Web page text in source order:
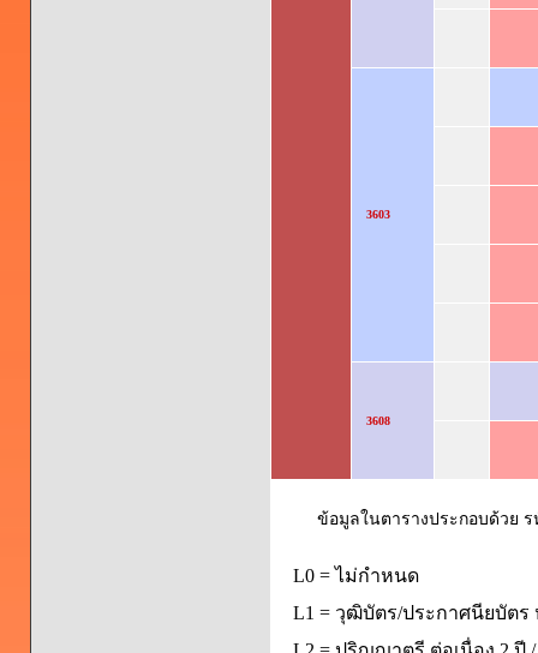
3603
3608
ข้อมูลในตารางประกอบด้วย
L0 = ไม่กำหนด
L1 = วุฒิบัตร/ประกาศนียบัตร